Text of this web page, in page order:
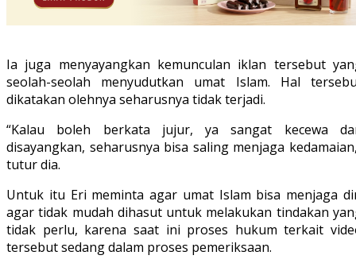
Ia juga menyayangkan kemunculan iklan tersebut
seolah-seolah menyudutkan umat Islam. Hal
dikatakan olehnya seharusnya tidak terjadi.
“Kalau boleh berkata jujur, ya sangat kecewa
disayangkan, seharusnya bisa saling menjaga
tutur dia.
Untuk itu Eri meminta agar umat Islam bisa menjaga
agar tidak mudah dihasut untuk melakukan tindakan
tidak perlu, karena saat ini proses hukum terkait
tersebut sedang dalam proses pemeriksaan.